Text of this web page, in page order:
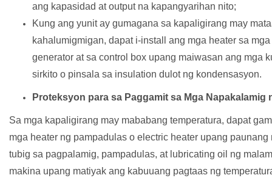
ang kapasidad at output na kapangyarihan nito;
Kung ang yunit ay gumagana sa kapaligirang may
kahalumigmigan, dapat i-install ang mga heater sa
generator at sa control box upang maiwasan ang mga
sirkito o pinsala sa insulation dulot ng kondensasyon.
Proteksyon para sa Paggamit sa Mga Napakalamig
Sa mga kapaligirang may mababang temperatura, dapat
mga heater ng pampadulas o electric heater upang paunang
tubig sa pagpalamig, pampadulas, at lubricating oil ng
makina upang matiyak ang kabuuang pagtaas ng